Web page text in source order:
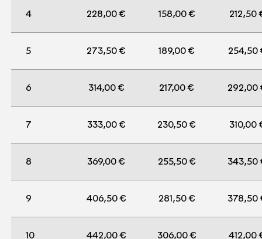
4 228,00 € 158,00 € 212,50
5 273,50 € 189,00 € 254,50
6 314,00 € 217,00 € 292,00
7 333,00 € 230,50 € 310,00
8 369,00 € 255,50 € 343,50
9 406,50 € 281,50 € 378,50
10 442,00 € 306,00 € 412,00